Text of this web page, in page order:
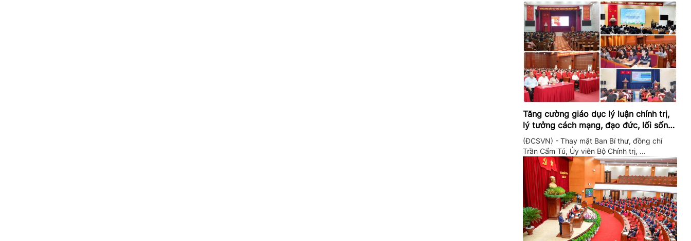
Tăng cường giáo dục lý luận chính trị,
lý tưởng cách mạng, đạo đức, lối sống,
ý thức công dân trong hệ thống giáo
dục quốc dân
(ĐCSVN) - Thay mặt Ban Bí thư, đồng chí
Trần Cẩm Tú, Ủy viên Bộ Chính trị, ...